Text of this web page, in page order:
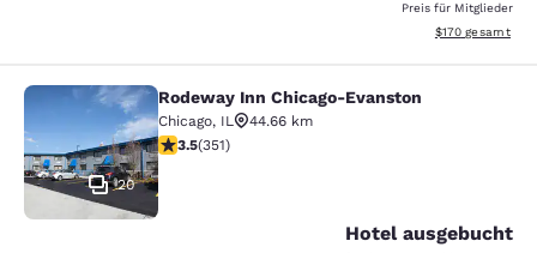
Preis für Mitglieder
Geschätzte
$170 gesamt
Rodeway Inn Chicago-Evanston
20
Rodeway Inn Chicago-Evanston
Chicago, IL
44.66 km
3.47-Sterne-Bewertung. Gut. 351 Bewertungen
3.5(351)
Hotel ausgebucht